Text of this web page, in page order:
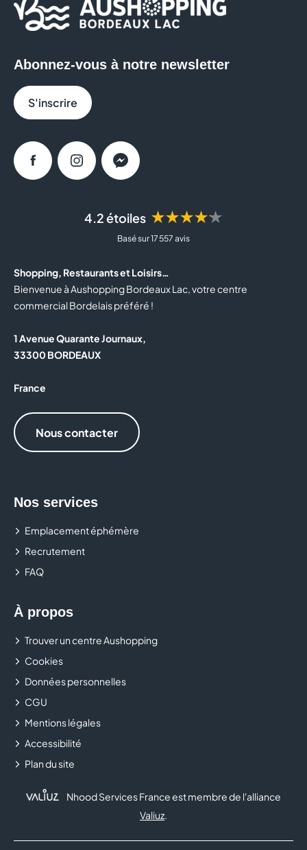
4.2 étoiles ★★★★★
Basé sur 17 557 avis
Shopping, Restaurants et Loisirs…
Bienvenue à Aushopping Bordeaux Lac, votre centre
commercial Bordelais préféré !
1 Avenue Quarante Journaux,
33300 BORDEAUX
France
Nous contacter
Nos services
Emplacement éphémère
Recrutement
FAQ
À propos
Trouver un centre Aushopping
Cookies
Données personnelles
CGU
Mentions légales
Accessibilité
Plan du site
Abonnez-vous à notre newsletter
S'inscrire
FacebookInstagramMessenger
Nhood Services France est membre de l'alliance
Valiuz.